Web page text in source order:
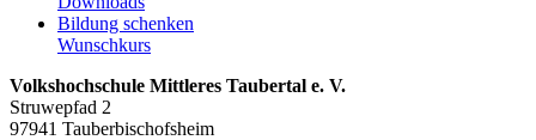
Bildung schenken
Wunschkurs
Volkshochschule Mittleres Taubertal e. V.
Struwepfad 2
97941 Tauberbischofsheim